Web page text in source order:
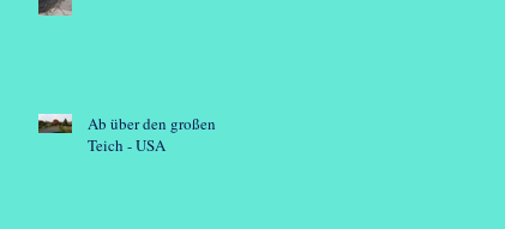
Ab über den großen
Teich - USA